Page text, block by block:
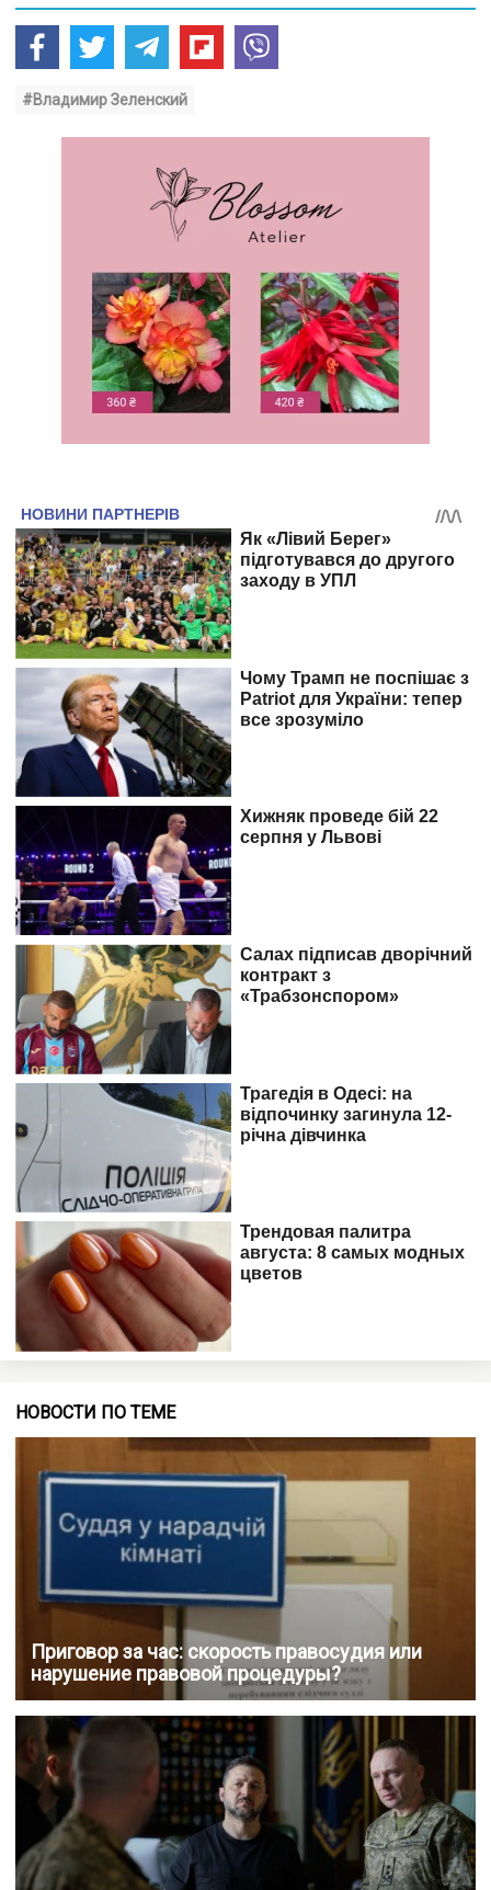
#Владимир Зеленский
НОВОСТИ ПО ТЕМЕ
Приговор за час: скорость правосудия или
нарушение правовой процедуры?